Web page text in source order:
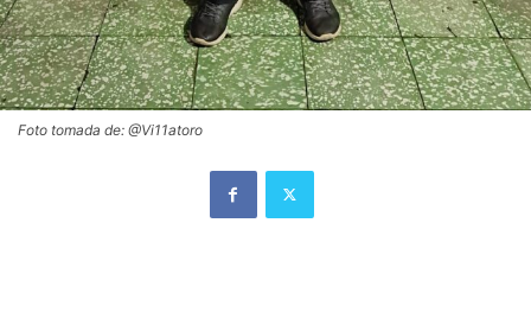
Foto tomada de: @Vi11atoro